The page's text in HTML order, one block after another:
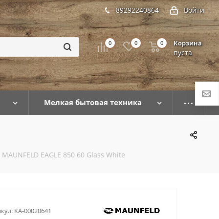
Войти
89292240864
0 0 Корзина
пуста
0
Мелкая бытовая техника
EAGLE 850 60 Glass White
КА-00020641